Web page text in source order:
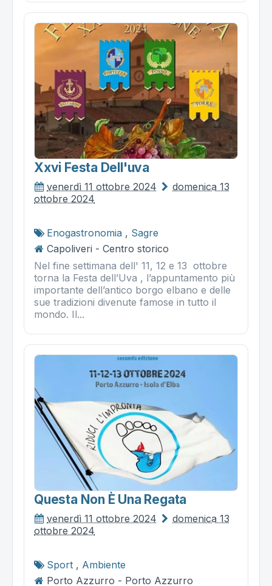
Xxvi Festa Dell'uva
venerdì 11 ottobre 2024
domenica 13
ottobre 2024
Enogastronomia , Sagre
Capoliveri - Centro storico
Nel fine settimana dell' 11, 12 e 13 ottobre
torna la Festa dell’Uva , l’appuntamento più
importante dell’antico borgo elbano e delle
sue tradizioni divenute famose in tutto il
mondo. Il...
Questa Non È Una Regata
venerdì 11 ottobre 2024
domenica 13
ottobre 2024
Sport , Ambiente
Porto Azzurro - Porto Azzurro